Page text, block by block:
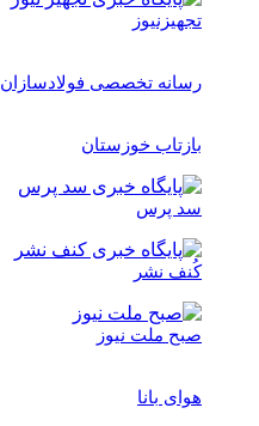
تجهیزنیوز
رسانه تخصصی فولادسازان
بازتاب خوزستان
سد پرس
کُنف نشر
صبح ملت نیوز
هوای بانا